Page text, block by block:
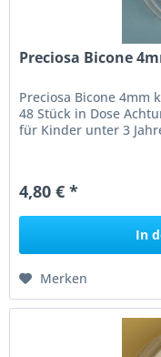
Preciosa Bicone
Preciosa Bicone
48 Stück in Dose
für Kinder unter 3
4,80 € *
In
Merken